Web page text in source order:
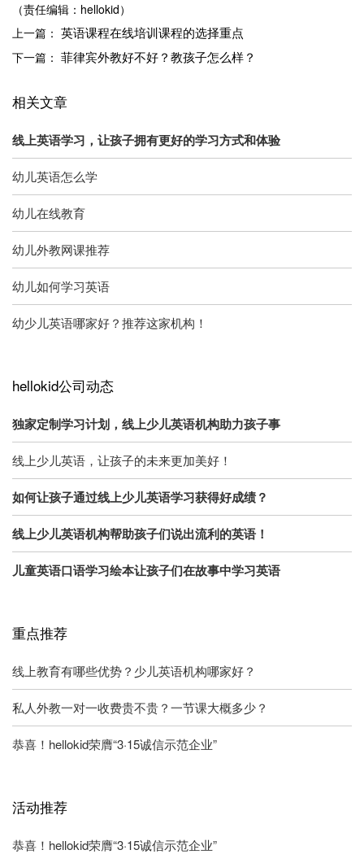
（责任编辑：hellokid）
上一篇： 英语课程在线培训课程的选择重点
下一篇： 菲律宾外教好不好？教孩子怎么样？
相关文章
线上英语学习，让孩子拥有更好的学习方式和体验
幼儿英语怎么学
幼儿在线教育
幼儿外教网课推荐
幼儿如何学习英语
幼少儿英语哪家好？推荐这家机构！
hellokid公司动态
独家定制学习计划，线上少儿英语机构助力孩子事
线上少儿英语，让孩子的未来更加美好！
如何让孩子通过线上少儿英语学习获得好成绩？
线上少儿英语机构帮助孩子们说出流利的英语！
儿童英语口语学习绘本让孩子们在故事中学习英语
重点推荐
线上教育有哪些优势？少儿英语机构哪家好？
私人外教一对一收费贵不贵？一节课大概多少？
恭喜！hellokid荣膺“3·15诚信示范企业”
活动推荐
恭喜！hellokid荣膺“3·15诚信示范企业”